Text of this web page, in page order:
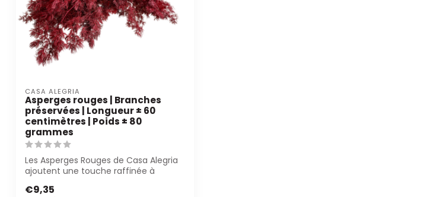
CASA ALEGRIA
Asperges rouges | Branches
préservées | Longueur ± 60
centimètres | Poids ± 80
grammes
Les Asperges Rouges de Casa Alegria
ajoutent une touche raffinée à
€9,35